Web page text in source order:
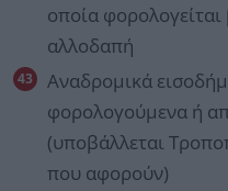
οποία
αλλοδαπή
Αναδρομικά
φορολογούμενα ή
(υποβάλλεται
που αφορούν)